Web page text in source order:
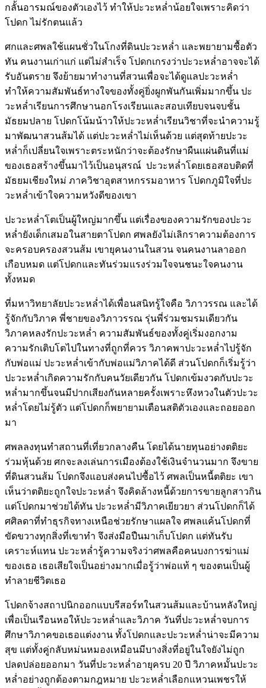
กลั้นอารมณ์ของตัวเองไว้ ทำให้ปะวะหล่ำน้อยใจเพราะคิดว่า
โปดก ไม่รักตนแล้ว
ศกและศพลใช้แผนชั่วในโกงที่ดินปะวะหล่ำ และพยายามซื้อตัว
ทัน คนงานเก่าแก่ แต่ไม่สำเร็จ โปดกเกรงว่าปะวะหล่ำอาจจะได้
รับอันตราย จึงย้ายมาทำงานที่สวนเพื่อจะได้ดูแลปะวะหล่ำ
ทำให้ความสัมพันธ์ทางใจของทั้งคู่ยิ่งผูกพันกันเพิ่มมากขึ้น ปะ
วะหล่ำเรียนการศึกษานอกโรงเรียนและสอบเทียบจนจบชั้น
มัธยมปลาย โปดกโน้มน้าวให้ปะวะหล่ำเรียนวิชาที่จะนำความรู้
มาพัฒนาสวนส้มได้ แต่ปะวะหล่ำไม่เห็นด้วย แต่สุดท้ายปะวะ
หล่ำก็เปลี่ยนใจเพราะตระหนักว่าจะต้องรักษาผืนแผ่นดินที่แม่
ของเธอสร้างขึ้นมาไว้เป็นอนุสรณ์ ปะวะหล่ำโดยเธอสอบติดที่
มัธยมเชียงใหม่ ภาควิชาอุตสาหกรรมอาหาร โปดกภูมิใจที่ปะ
วะหล่ำเข้าใจความหวังดีของเขา
ปะวะหล่ำโตเป็นผู้ใหญ่มากขึ้น แต่เรื่องของความรักของปะวะ
หล่ำยังเด็กเสมอในสายตาโปดก ศพลยังไม่เลิกราความต้องการ
จะครอบครองสวนส้ม เขายุคนงานในสวน จนคนงานลาออก
เกือบหมด แต่โปดกและทันร่วมแรงร่วมใจจนชนะใจคนงาน
ทั้งหมด
ที่มหาวิทยาลัยปะวะหล่ำได้เพื่อนสนิทรู้ใจคือ วิภาวรรณ และได้
รู้จักกับวิภาค พี่ชายของวิภาวรรณ รุ่นพี่ร่วมชมรมเดียวกัน
วิภาคหลงรักปะวะหล่ำ ความสัมพันธ์ของทั้งคู่เริ่มงอกงาม
ความรักเติบโตไปในทางที่ถูกที่ควร วิภาคพาปะวะหล่ำไปรู้จัก
กับพ่อแม่ ปะวะหล่ำเข้ากับพ่อแม่วิภาคได้ดี ส่วนโปดกก็เริ่มรู้ว่า
ปะวะหล่ำเกิดความรักกับคนวัยเดียวกัน โปดกเข้มงวดกับปะวะ
หล่ำมากขึ้นจนมีปากเสียงกันหลายครั้งเพราะหึงหวงในตัวปะวะ
หล่ำโดยไม่รู้ตัว แต่โปดกก็พยายามเตือนสติตัวเองและถอยออก
มา
ศพลลงทุนทำสถานที่เที่ยวกลางคืน โดยได้นายทุนอย่างตติยะ
ร่วมหุ้นด้วย ศกจะลงเล่นการเมืองต้องใช้เงินจำนวนมาก จึงขาย
ที่ดินสวนส้ม โปดกจึงแอบส่งคนไปซื้อไว้ ศพลเป็นหนี้ตติยะ เขา
เห็นว่าตติยะถูกใจปะวะหล่ำ จึงคิดล้างหนี้ด้วยการขายลูกสาวกิน
แต่โปดกมาช่วยได้ทัน ปะวะหล่ำมีวิภาคเยียวยา ส่วนโปดกก็ได้
ศศิลดาที่ทำธุรกิจทางเหนือช่วยรักษาแผลใจ ศพลแค้นโปดกที่
ขัดขวางทุกสิ่งที่เขาทำ จึงส่งมือปืนมาเก็บโปดก แต่ทันรับ
เคราะห์แทน ปะวะหล่ำรู้ความจริงว่าศพลคือคนบงการฆ่าแม่
ของเธอ เธอเสียใจเป็นอย่างมากเมื่อรู้ว่าพ่อแท้ ๆ ของตนเป็นผู้
ทำลายชีวิตเธอ
โปดกจ้างสถาปนิกออกแบบรีสอร์ทในสวนส้มและบ้านหลังใหญ่
เพื่อเป็นเรือนหอให้ปะวะหล่ำและวิภาค วันที่ปะวะหล่ำจบการ
ศึกษาวิภาคขอเธอแต่งงาน ทั้งโปดกและปะวะหล่ำน่าจะมีความ
สุข แต่ทั้งคู่กลับหม่นหมองเหมือนมีบางสิ่งที่อยู่ในใจยังไม่ถูก
ปลดปล่อยออกมา วันที่ปะวะหล่ำอายุครบ 20 ปี วิภาคหมั้นปะวะ
หล่ำอย่างถูกต้องตามกฎหมาย ปะวะหล่ำเลือกแหวนเพชรให้